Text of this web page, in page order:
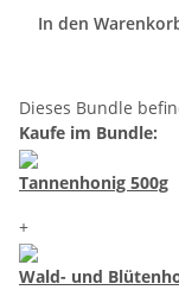
In den
Dieses Bundle
Kaufe im Bundle:
Tannenhonig 500g
+
Wald- und